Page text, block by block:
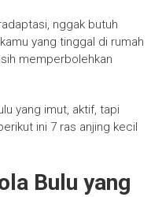
nggak butuh
yang tinggal di rumah
memperbolehkan
yang imut, aktif, tapi
ini 7 ras anjing kecil
Bulu yang